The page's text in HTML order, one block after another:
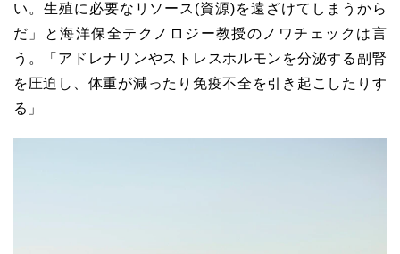
い。生殖に必要なリソース(資源)を遠ざけてしまうから
だ」と海洋保全テクノロジー教授のノワチェックは言
う。「アドレナリンやストレスホルモンを分泌する副腎
を圧迫し、体重が減ったり免疫不全を引き起こしたりす
る」